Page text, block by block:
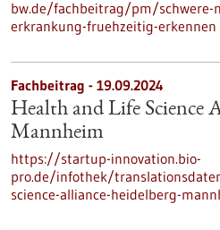
bw.de/fachbeitrag/pm/schwere-
erkrankung-fruehzeitig-erkennen
Fachbeitrag - 19.09.2024
Health and Life Science
Mannheim
https://startup-innovation.bio-
pro.de/infothek/
science-alliance-heidelberg-